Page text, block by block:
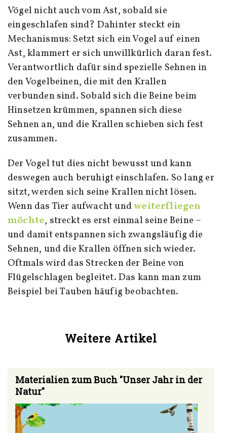
Vögel nicht auch vom Ast, sobald sie
eingeschlafen sind? Dahinter steckt ein
Mechanismus: Setzt sich ein Vogel auf einen
Ast, klammert er sich unwillkürlich daran fest.
Verantwortlich dafür sind spezielle Sehnen in
den Vogelbeinen, die mit den Krallen
verbunden sind. Sobald sich die Beine beim
Hinsetzen krümmen, spannen sich diese
Sehnen an, und die Krallen schieben sich fest
zusammen.
Der Vogel tut dies nicht bewusst und kann
deswegen auch beruhigt einschlafen. So lang er
sitzt, werden sich seine Krallen nicht lösen.
Wenn das Tier aufwacht undweiterfliegen
möchte, streckt es erst einmal seine Beine –
und damit entspannen sich zwangsläufig die
Sehnen, und die Krallen öffnen sich wieder.
Oftmals wird das Strecken der Beine von
Flügelschlagen begleitet. Das kann man zum
Beispiel bei Tauben häufig beobachten.
Weitere Artikel
Materialien zum Buch "Unser Jahr in der
Natur"